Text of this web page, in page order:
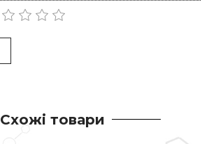
Схожі товари